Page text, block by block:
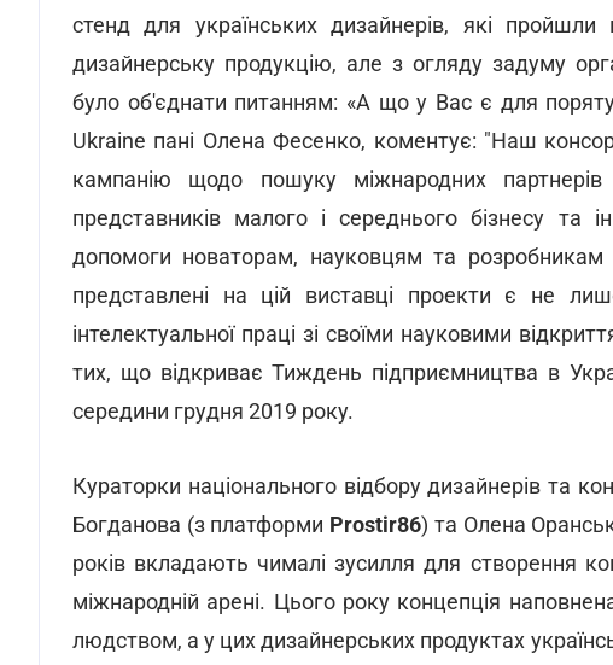
стенд для українських дизайнерів, які
дизайнерську продукцію, але з огляду задуму
було об'єднати питанням: «А що у Вас є для
Ukraine пані Олена Фесенко, коментує: "Наш
кампанію щодо пошуку міжнародних
представників малого і середнього бізнесу та
допомоги новаторам, науковцям та розробникам
представлені на цій виставці проекти є не
інтелектуальної праці зі своїми науковими
тих, що відкриває Тиждень підприємництва в
середини грудня 2019 року.
Кураторки національного відбору дизайнерів та
Богданова (з платформи Prostir86) та Олена
років вкладають чималі зусилля для створення
міжнародній арені. Цього року концепція
людством, а у цих дизайнерських продуктах